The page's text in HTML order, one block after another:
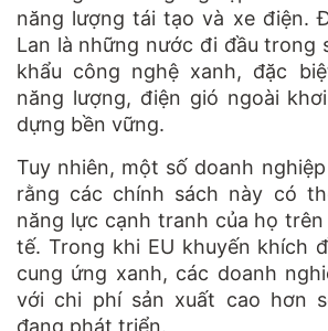
năng lượng tái tạo và xe điện.
Lan là những nước đi đầu trong
khẩu công nghệ xanh, đặc
năng lượng, điện gió ngoài
dựng bền vững.
Tuy nhiên, một số doanh
rằng các chính sách này có
năng lực cạnh tranh của họ
tế. Trong khi EU khuyến khích
cung ứng xanh, các doanh
với chi phí sản xuất cao hơn
đang phát triển.